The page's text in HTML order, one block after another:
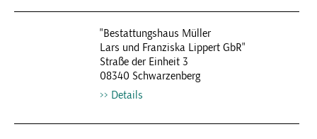
"Bestattungshaus Müller
Lars und Franziska Lippert GbR"
Straße der Einheit 3
08340 Schwarzenberg
Details